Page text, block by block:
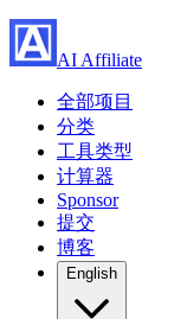
AI Affiliate
全部项目
分类
工具类型
计算器
Sponsor
提交
博客
English